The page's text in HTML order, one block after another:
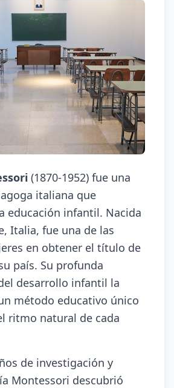
(1870-1952) fue una
italiana que
educación infantil. Nacida
Italia, fue una de las
en obtener el título de
país. Su profunda
desarrollo infantil la
método educativo único
ritmo natural de cada
de investigación y
Montessori descubrió